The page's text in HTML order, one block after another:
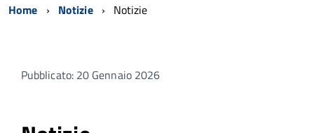
Home Notizie Notizie
Pubblicato: 20 Gennaio 2026